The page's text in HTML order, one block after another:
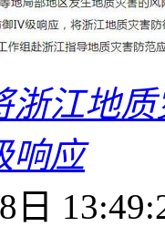
浙江地
响应
日